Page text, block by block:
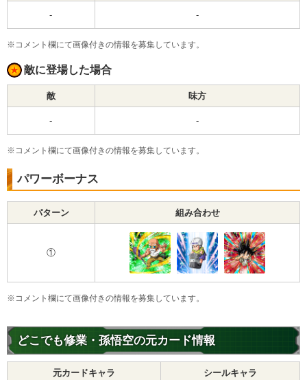
- -
※コメント欄にて画像付きの情報を募集しています。
敵に登場した場合
敵 味方
- -
※コメント欄にて画像付きの情報を募集しています。
パワーボーナス
パターン 組み合わせ
①
※コメント欄にて画像付きの情報を募集しています。
どこでも修業・孫悟空の元カード情報
元カードキャラ シールキャラ